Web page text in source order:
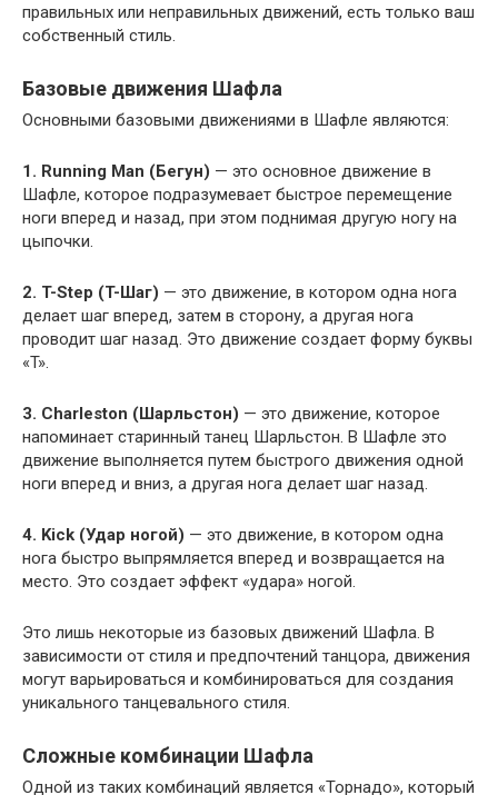
правильных или неправильных движений, есть только ваш
собственный стиль.
Базовые движения Шафла
Основными базовыми движениями в Шафле являются:
1. Running Man (Бегун) — это основное движение в
Шафле, которое подразумевает быстрое перемещение
ноги вперед и назад, при этом поднимая другую ногу на
цыпочки.
2. T-Step (T-Шаг) — это движение, в котором одна нога
делает шаг вперед, затем в сторону, а другая нога
проводит шаг назад. Это движение создает форму буквы
«T».
3. Charleston (Шарльстон) — это движение, которое
напоминает старинный танец Шарльстон. В Шафле это
движение выполняется путем быстрого движения одной
ноги вперед и вниз, а другая нога делает шаг назад.
4. Kick (Удар ногой) — это движение, в котором одна
нога быстро выпрямляется вперед и возвращается на
место. Это создает эффект «удара» ногой.
Это лишь некоторые из базовых движений Шафла. В
зависимости от стиля и предпочтений танцора, движения
могут варьироваться и комбинироваться для создания
уникального танцевального стиля.
Сложные комбинации Шафла
Одной из таких комбинаций является «Торнадо», который